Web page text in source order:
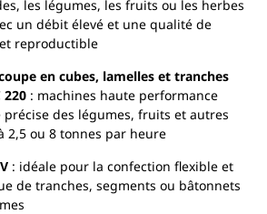
les légumes, les fruits ou les herbes
un débit élevé et une qualité de
reproductible
en cubes, lamelles et tranches
220 : machines haute performance
précise des légumes, fruits et autres
2,5 ou 8 tonnes par heure
: idéale pour la confection flexible et
de tranches, segments ou bâtonnets